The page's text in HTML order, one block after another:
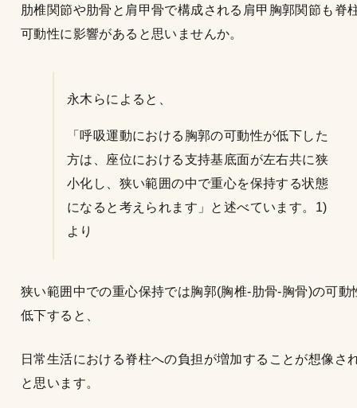
肋椎関節や肋骨と肩甲骨で構成される肩甲胸郭関節も脊
可動性に影響があると思いませんか。
永木らによると、
「呼吸運動における胸郭の可動性が低下した
方は、座位における支持基底面が左右共に狭
小化し、狭い範囲の中で重心を保持する状態
になると考えられます」と述べています。1)
より
狭い範囲中での重心保持では胸郭(胸椎-肋骨-胸骨)の可動
低下すると、
日常生活における脊柱への負担が増加することが想像さ
と思います。